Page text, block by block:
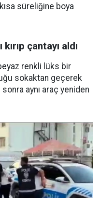
süreliğine boya
çantayı aldı
renkli lüks bir
sokaktan geçerek
aynı araç yeniden